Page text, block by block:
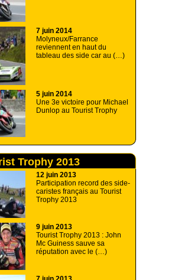
7 juin 2014
Molyneux/Farrance
reviennent en haut du
tableau des side car au (…)
5 juin 2014
Une 3e victoire pour Michael
Dunlop au Tourist Trophy
Trophy 2013
12 juin 2013
Participation record des side-
caristes français au Tourist
Trophy 2013
9 juin 2013
Tourist Trophy 2013 : John
Mc Guiness sauve sa
réputation avec le (…)